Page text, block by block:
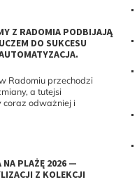
Z RADOMIA PODBIJAJĄ
DO SUKCESU
Radomiu przechodzi
a tutejsi
coraz odważniej i
NA PLAŻĘ 2026 —
Z KOLEKCJI